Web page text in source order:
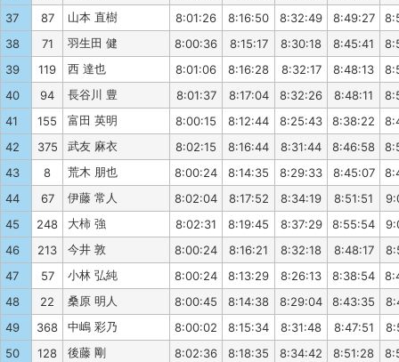
37
87 山本 直樹 8:01:26 8:16:50 8:32:49 8:49:27
38
71 羽生田 健 8:00:36 8:15:17 8:30:18 8:45:41
39
119 西 達也 8:01:06 8:16:28 8:32:17 8:48:13
40
94 長谷川 豊 8:01:37 8:17:04 8:32:26 8:48:11
41
155 富田 英明 8:00:15 8:12:44 8:25:43 8:38:22
42
375 武友 麻衣 8:02:15 8:16:44 8:31:44 8:46:58
43
8 荒木 朋也 8:00:24 8:14:35 8:29:33 8:45:07
44
67 伊藤 常人 8:02:04 8:17:52 8:34:19 8:51:51
45
248 大柿 強 8:02:31 8:19:45 8:37:29 8:55:54
46
213 今井 敦 8:00:24 8:16:21 8:32:18 8:48:17
47
57 小林 弘純 8:00:24 8:13:29 8:26:13 8:38:54
48
22 桑原 明人 8:00:45 8:14:38 8:29:04 8:43:35
49
368 中嶋 彩乃 8:00:02 8:15:34 8:31:48 8:47:51
50
128 後藤 剛 8:02:36 8:18:35 8:34:42 8:51:28